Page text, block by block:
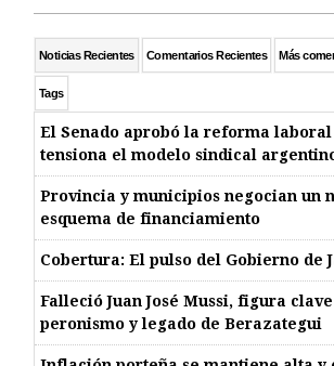
Noticias Recientes Comentarios Recientes Más
Tags
El Senado aprobó la reforma
tensiona el modelo sindical
Provincia y municipios negocian un
esquema de financiamiento
Cobertura: El pulso del Gobierno de
Falleció Juan José Mussi, figura
peronismo y legado de Berazategui